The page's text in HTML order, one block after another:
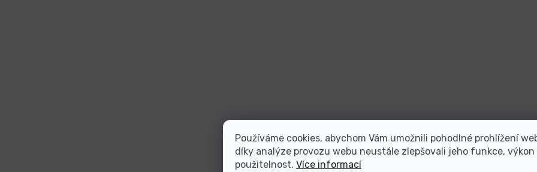
Používáme cookies, abychom Vám umožnili pohodlné prohlížení
díky analýze provozu webu neustále zlepšovali jeho funkce, výkon
použitelnost. Více informací